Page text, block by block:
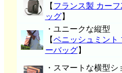
【 フランス製 カー
ッグ】
・ユニークな縦型
【ペニッシュミント
ーバッグ】
・スマートな横型シ